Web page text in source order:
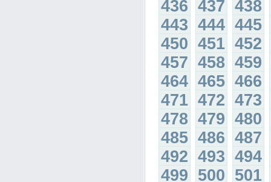
436 437 438
443 444 445
450 451 452
457 458 459
464 465 466
471 472 473
478 479 480
485 486 487
492 493 494
499 500 501